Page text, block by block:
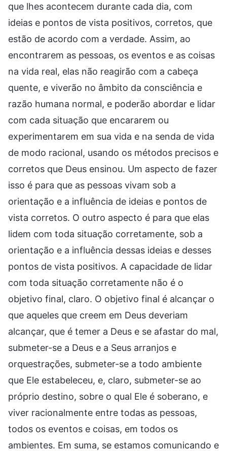
que lhes acontecem durante cada dia, com
ideias e pontos de vista positivos, corretos, que
estão de acordo com a verdade. Assim, ao
encontrarem as pessoas, os eventos e as coisas
na vida real, elas não reagirão com a cabeça
quente, e viverão no âmbito da consciência e
razão humana normal, e poderão abordar e lidar
com cada situação que encararem ou
experimentarem em sua vida e na senda de vida
de modo racional, usando os métodos precisos e
corretos que Deus ensinou. Um aspecto de fazer
isso é para que as pessoas vivam sob a
orientação e a influência de ideias e pontos de
vista corretos. O outro aspecto é para que elas
lidem com toda situação corretamente, sob a
orientação e a influência dessas ideias e desses
pontos de vista positivos. A capacidade de lidar
com toda situação corretamente não é o
objetivo final, claro. O objetivo final é alcançar o
que aqueles que creem em Deus deveriam
alcançar, que é temer a Deus e se afastar do mal,
submeter-se a Deus e a Seus arranjos e
orquestrações, submeter-se a todo ambiente
que Ele estabeleceu, e, claro, submeter-se ao
próprio destino, sobre o qual Ele é soberano, e
viver racionalmente entre todas as pessoas,
todos os eventos e coisas, em todos os
ambientes. Em suma, se estamos comunicando e